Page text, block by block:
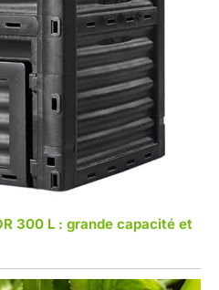
300 L : grande capacité et